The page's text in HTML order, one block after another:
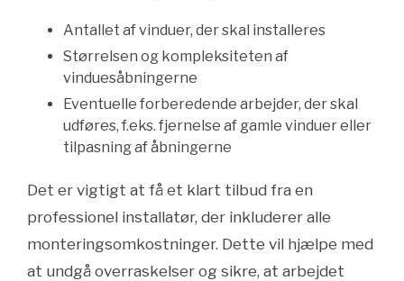
Antallet af vinduer, der skal installeres
Størrelsen og kompleksiteten af
vinduesåbningerne
Eventuelle forberedende arbejder, der skal
udføres, f.eks. fjernelse af gamle vinduer eller
tilpasning af åbningerne
Det er vigtigt at få et klart tilbud fra en
professionel installatør, der inkluderer alle
monteringsomkostninger. Dette vil hjælpe med
at undgå overraskelser og sikre, at arbejdet